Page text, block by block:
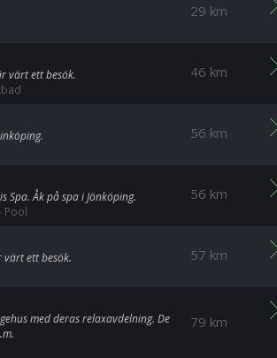
29 km
46 km
värt ett besök.
56 km
56 km
Spa. Åk på spa i Jönköping.
Pool
57 km
värt ett besök.
79 km
med deras relaxavdelning. De